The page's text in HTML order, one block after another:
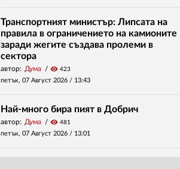
Транспортният министър: Липсата на
правила в ограничението на камионите
заради жегите създава пролеми в
сектора
автор: Дума visibility 423
петък, 07 Август 2026 / 13:43
Най-много бира пият в Добрич
автор: Дума visibility 481
петък, 07 Август 2026 / 13:01